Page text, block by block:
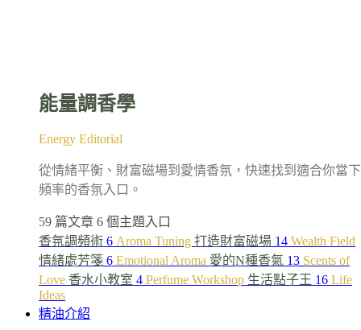
能量調香學
Energy Editorial
從情緒平衡、財富磁場到愛情香氛，快速找到適合你當下
頻率的香氛入口。
59 篇文章 6 個主題入口
香氛調頻術 6 Aroma Tuning 打造財富磁場 14 Wealth Field
情緒處芳箋 6 Emotional Aroma 愛的N種香氣 13 Scents of
Love 香水小教室 4 Perfume Workshop 生活點子王 16 Life
Ideas
精油介紹